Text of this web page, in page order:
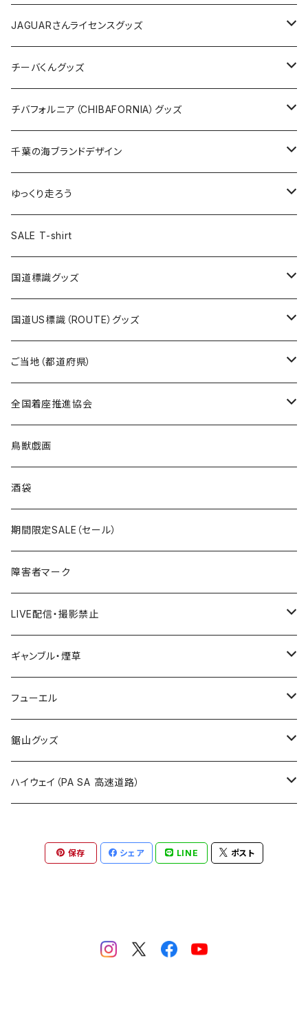
ホテルキーホルダー
ホテルキーホルダー
クリアファイル
Tシャツ
キャップ
トートバッグ
ランチバッグ
エコバッグ
バッグ
ステッカー
缶バッジ
キーホルダー
クリアファイル
キャップ
バッグ
ステッカー
缶バッジ
キーホルダー
クリアファイル
ステッカー
ステッカー
ステッカー大
缶バッジ
缶バッジ32mm
缶バッジ54mm
エコバッグ
JAGUARさんコラボグッズ
Tシャツ
ステッカー
サコッシュ
ホテルキーホルダー
モーテルキーホルダー
トートバッグ
JAGUARさんライセンスグッズ
Tシャツ
ステッカー
缶バッジ
クリアファイル
マスク
エコバッグ
千葉ロッテマリーンズコラボ
チーバくんグッズ
Tシャツ
キャップ
エコバッグ
ステッカー
モーテルキーホルダー
ホテルキーホルダー
トートバッグ
チバフォルニア（CHIBAFORNIA）グッズ
Tシャツ
キャップ
ステッカー
ホテルキーホルダー
千葉の海ブランドデザイン
Tシャツ
キャップ
ステッカー
ゆっくり走ろう
Tシャツ
ステッカー
ホテルキーホルダー
SALE T-shirt
国道標識グッズ
ステッカー
国道0～99号線
国道100～199号線
国道600～699号線
国道700～799号線
Tシャツ
キャップ
国道US標識（ROUTE）グッズ
ステッカー
ROUTE 0～99号線
ROUTE100～199号線
ROUTE600～699号線
ROUTE700～799号線
Tシャツ
ROUTE 0～99号線
ROUTE 100～199号線
ROUTE 600～699号線
ROUTE 700～799号線
キャップ
ROUTE 0～99号線
ROUTE 100～199号線
ROUTE 600～699号線
ROUTE 700～799号線
ご当地（都道府県）
北海道
青森県
岩手県
宮城県
秋田県
Tシャツ
ステッカー
山形県
福島県
茨城県
栃木県
群馬県
全国着座推進協会
ステッカー
鳥獣戯画
酒袋
期間限定SALE（セール）
障害者マーク
LIVE配信・撮影禁止
LIVE配信禁止
撮影禁止
ギャンブル・煙草
ホテルキーホルダー
たばこ・禁煙ステッカー
フューエル
ステッカー
鋸山グッズ
Tシャツ
ステッカー
アクリルキーホルダー
ハイウェイ（PA SA 高速道路）
保存 シェア LINE ポスト